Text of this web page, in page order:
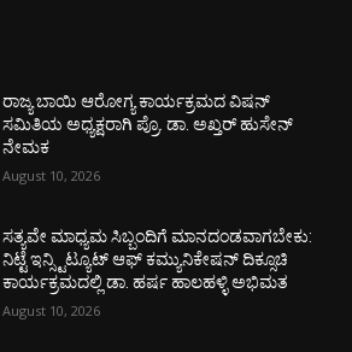
ರಾಜ್ಯ ಬಾಯಿ ಆರೋಗ್ಯ ಕಾರ್ಯಕ್ರಮದ ವಿಷನ್
ಸಮಿತಿಯ ಅಧ್ಯಕ್ಷರಾಗಿ ಪ್ರೊ. ಡಾ. ಅಖ್ತರ್ ಹುಸೇನ್
ನೇಮಕ
August 10, 2026
ಸತ್ಯವೇ ಮಾಧ್ಯಮ ಸಿಬ್ಬಂದಿಗೆ ಮಾನದಂಡವಾಗಬೇಕು:
ನಿಟ್ಟೆ ಇನ್ಸ್ಟಿಟ್ಯೂಟ್ ಆಫ್ ಕಮ್ಯುನಿಕೇಷನ್ ದಿಕ್ಸೂಚಿ
ಕಾರ್ಯಕ್ರಮದಲ್ಲಿ ಡಾ. ಹರ್ಷ ಹಾಲಹಳ್ಳಿ ಅಭಿಮತ
August 10, 2026